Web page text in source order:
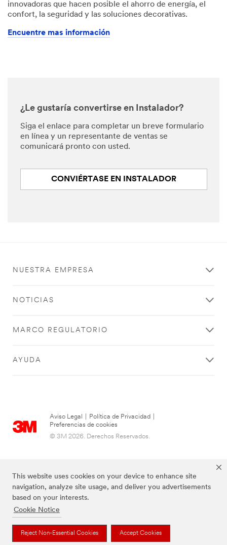
This website uses cookies on your device to enhance site
navigation, analyze site usage, and deliver you advertisements
based on your interests.
Cookie Notice
Reject Non-Essential Cookies Accept Cookies
innovadoras que hacen posible el ahorro de energía, el
confort, la seguridad y las soluciones decorativas.
Encuentre mas información
¿Le gustaría convertirse en Instalador?
Siga el enlace para completar un breve formulario
en línea y un representante de ventas se
comunicará pronto con usted.
CONVIÉRTASE EN INSTALADOR
NUESTRA EMPRESA
NOTICIAS
MARCO REGULATORIO
AYUDA
Aviso Legal Política de Privacidad
Preferencias de cookies
© 3M 2026. Derechos Reservados.
Las marcas mencionadas arriba son Marcas Registradas de 3M.